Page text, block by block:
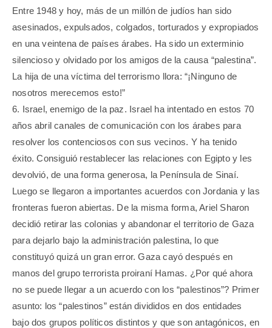
Entre 1948 y hoy, más de un millón de judíos han sido
asesinados, expulsados, colgados, torturados y expropiados
en una veintena de países árabes. Ha sido un exterminio
silencioso y olvidado por los amigos de la causa “palestina”.
La hija de una víctima del terrorismo llora: “¡Ninguno de
nosotros merecemos esto!”
6. Israel, enemigo de la paz. Israel ha intentado en estos 70
años abril canales de comunicación con los árabes para
resolver los contenciosos con sus vecinos. Y ha tenido
éxito. Consiguió restablecer las relaciones con Egipto y les
devolvió, de una forma generosa, la Península de Sinaí.
Luego se llegaron a importantes acuerdos con Jordania y las
fronteras fueron abiertas. De la misma forma, Ariel Sharon
decidió retirar las colonias y abandonar el territorio de Gaza
para dejarlo bajo la administración palestina, lo que
constituyó quizá un gran error. Gaza cayó después en
manos del grupo terrorista proiraní Hamas. ¿Por qué ahora
no se puede llegar a un acuerdo con los “palestinos”? Primer
asunto: los “palestinos” están divididos en dos entidades
bajo dos grupos políticos distintos y que son antagónicos, en